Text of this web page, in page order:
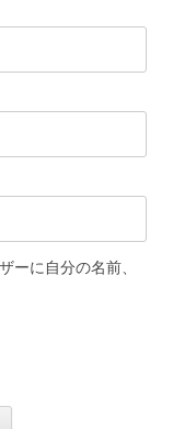
ーに自分の名前、